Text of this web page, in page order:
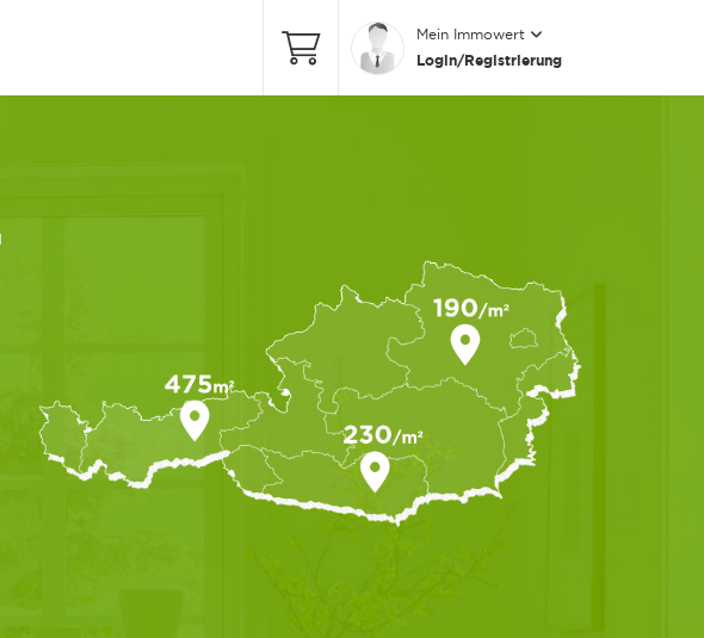
Mein Immowert
Login/Registrierung